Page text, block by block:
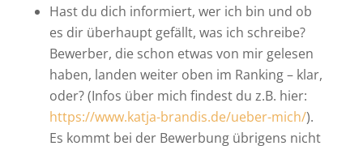
Hast du dich informiert, wer ich bin und ob
es dir überhaupt gefällt, was ich schreibe?
Bewerber, die schon etwas von mir gelesen
haben, landen weiter oben im Ranking – klar,
oder? (Infos über mich findest du z.B. hier:
https://www.katja-brandis.de/ueber-mich/).
Es kommt bei der Bewerbung übrigens nicht